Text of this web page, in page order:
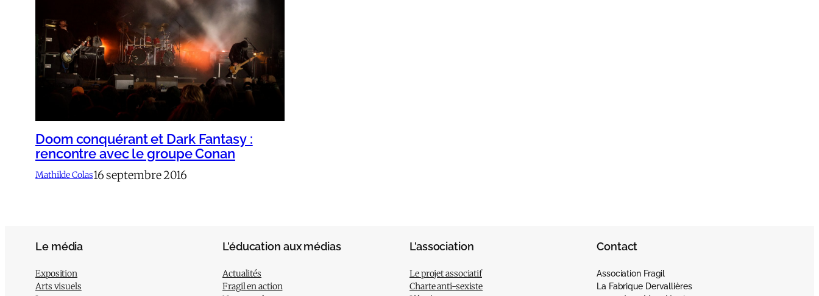
Doom conquérant et Dark Fantasy :
rencontre avec le groupe Conan
Mathilde Colas16 septembre 2016
Le média
Exposition
Arts visuels
L’éducation aux médias
Actualités
Fragil en action
L’association
Le projet associatif
Charte anti-sexiste
Contact
Association Fragil
La Fabrique Dervallières